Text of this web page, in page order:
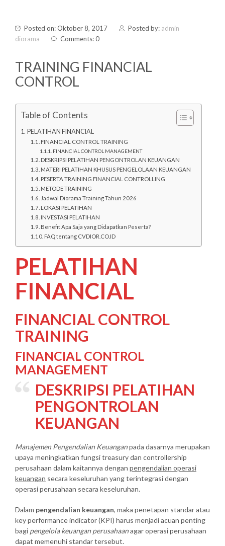
Posted on: Oktober 8, 2017 Posted by: admin
diorama
Comments: 0
TRAINING FINANCIAL
CONTROL
Table of Contents
PELATIHAN FINANCIAL
FINANCIAL CONTROL TRAINING
FINANCIAL CONTROL MANAGEMENT
DESKRIPSI PELATIHAN PENGONTROLAN KEUANGAN
MATERI PELATIHAN KHUSUS PENGELOLAAN KEUANGAN
PESERTA TRAINING FINANCIAL CONTROLLING
METODE TRAINING
Jadwal Diorama Training Tahun 2026
LOKASI PELATIHAN
INVESTASI PELATIHAN
Benefit Apa Saja yang Didapatkan Peserta?
FAQ tentang CVDIOR.CO.ID
PELATIHAN
FINANCIAL
FINANCIAL CONTROL
TRAINING
FINANCIAL CONTROL
MANAGEMENT
DESKRIPSI PELATIHAN
PENGONTROLAN
KEUANGAN
Manajemen Pengendalian Keuanganpada dasarnya merupakan
upaya meningkatkan fungsi treasury dan controllership
perusahaan dalam kaitannya dengan pengendalian operasi
keuangan secara keseluruhan yang terintegrasi dengan
operasi perusahaan secara keseluruhan.
Dalam pengendalian keuangan, maka penetapan standar atau
key performance indicator (KPI) harus menjadi acuan penting
bagi pengelola keuangan perusahaanagar operasi perusahaan
dapat memenuhi standar tersebut.